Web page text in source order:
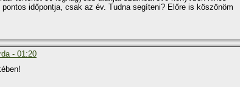
időpontja, csak az év. Tudna segí­teni? Előre is köszönöm
- 01:20